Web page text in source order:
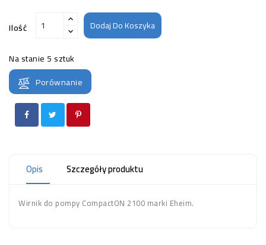
Ilość Dodaj Do Koszyka
Na stanie 5 sztuk
Porównanie
Opis Szczegóły produktu
Wirnik do pompy CompactON 2100 marki Eheim.